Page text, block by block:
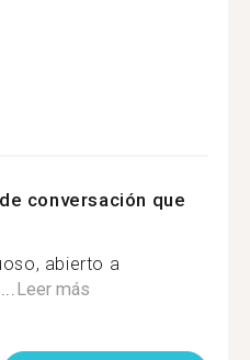
conversación que
abierto a
Leer más